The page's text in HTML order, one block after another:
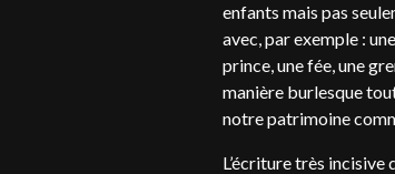
enfants mais pas
avec, par exemple :
prince, une fée, une
manière burlesque
notre patrimoine
L’écriture très